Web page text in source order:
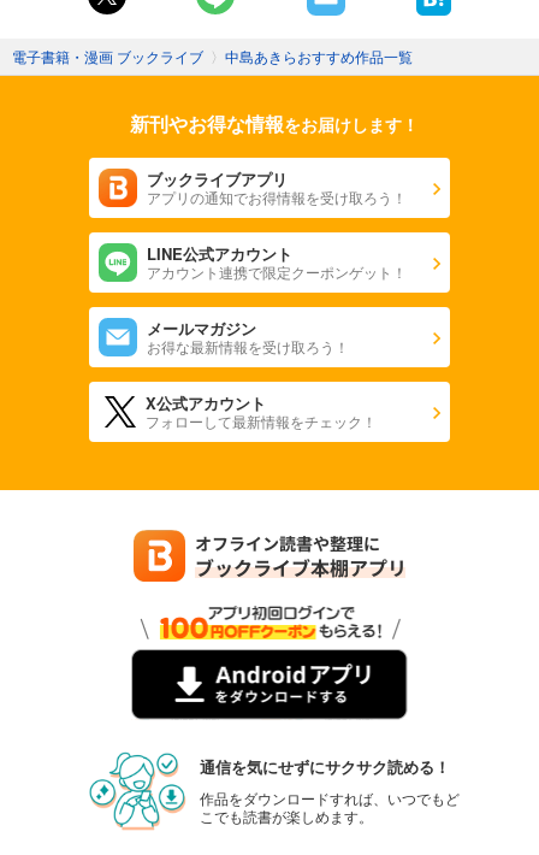
電子書籍・漫画 ブックライブ 〉 中島あきらおすすめ作品一覧
新刊やお得な情報をお届けします！
ブックライブアプリ
アプリの通知でお得情報を受け取ろう！
LINE公式アカウント
アカウント連携で限定クーポンゲット！
メールマガジン
お得な最新情報を受け取ろう！
X公式アカウント
フォローして最新情報をチェック！
通信を気にせずにサクサク読める！
作品をダウンロードすれば、いつでもど
こでも読書が楽しめます。